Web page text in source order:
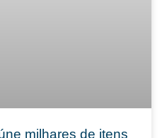
milhares de itens